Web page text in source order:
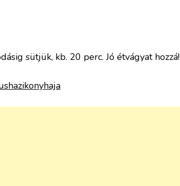
sütjük, kb. 20 perc. Jó étvágyat hozzá!